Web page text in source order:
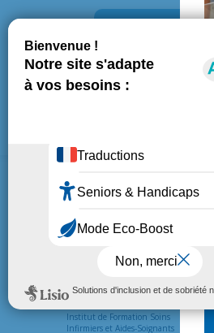
L’HÔPITAL
Présentation de l’hôpital
Institut de Formation Soins
Infirmiers et Aides-Soignants